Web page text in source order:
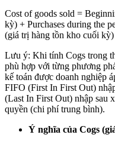
Cost of goods sold =
kỳ) + Purchases during the
(giá trị hàng tồn kho cuối kỳ)
Lưu ý: Khi tính Cogs trong
phù hợp với từng phương
kế toán được doanh nghiệp
FIFO (First In First Out)
(Last In First Out) nhập sau
quyền (chi phí trung bình).
Ý nghĩa của Cogs